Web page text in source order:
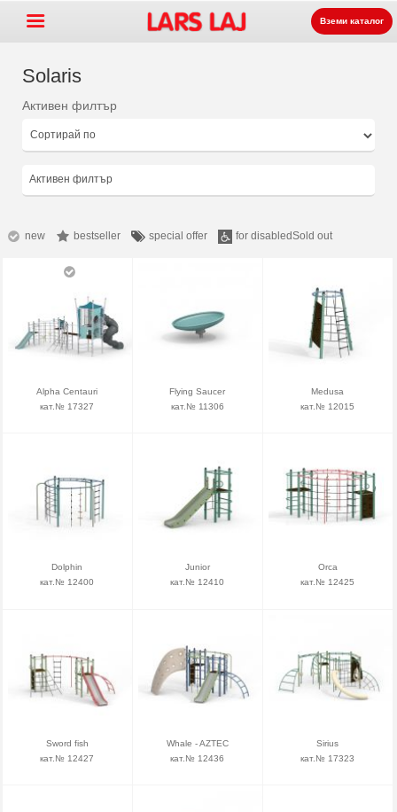
Оборудване за детски
Настилки +
За нас
Контакт
Заявка на каталог
Lars Laj on Facebook
Вземи каталог
Solaris
Активен филтър
Активен филтър
new bestseller special offer for disabledSold out
Alpha Centauri
кат.№ 17327
Flying Saucer
кат.№ 11306
Medusa
кат.№ 12015
Dolphin
кат.№ 12400
Junior
кат.№ 12410
Orca
кат.№ 12425
Sword fish
кат.№ 12427
Whale - AZTEC
кат.№ 12436
Sirius
кат.№ 17323